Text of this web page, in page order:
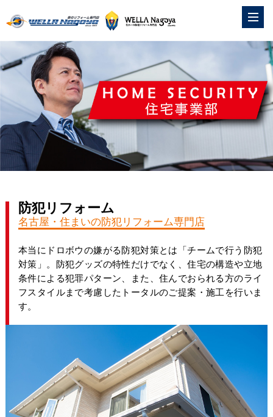
防犯リフォーム
名古屋・住まいの防犯リフォーム専門店
本当にドロボウの嫌がる防犯対策とは「チームで行う防犯
対策」。防犯グッズの特性だけでなく、住宅の構造や立地
条件による犯罪パターン、また、住んでおられる方のライ
フスタイルまで考慮したトータルのご提案・施工を行いま
す。